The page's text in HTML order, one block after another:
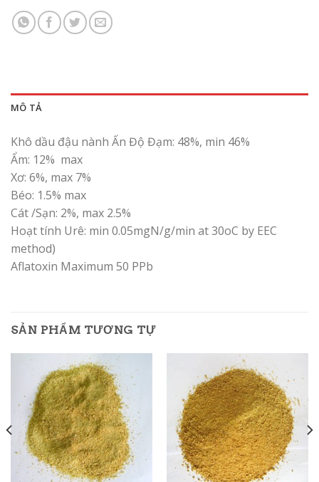
MÔ TẢ
Khô dầu đậu nành Ấn Độ Đạm: 48%, min 46%
Ẩm: 12% max
Xơ: 6%, max 7%
Béo: 1.5% max
Cát /Sạn: 2%, max 2.5%
Hoạt tính Urê: min 0.05mgN/g/min at 30oC by EEC
method)
Aflatoxin Maximum 50 PPb
SẢN PHẨM TƯƠNG TỰ